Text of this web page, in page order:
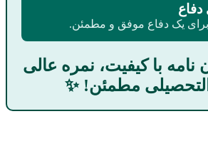
یک دفاع موفق و مطمئن.
نامه با کیفیت، نمره عالی
مطمئن! ✨